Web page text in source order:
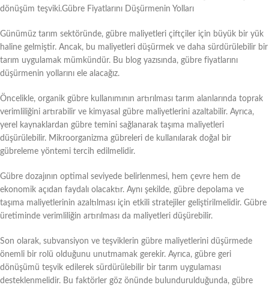
dönüşüm teşviki.Gübre Fiyatlarını Düşürmenin Yolları
Günümüz tarım sektöründe, gübre maliyetleri çiftçiler için büyük bir yük
haline gelmiştir. Ancak, bu maliyetleri düşürmek ve daha sürdürülebilir bir
tarım uygulamak mümkündür. Bu blog yazısında, gübre fiyatlarını
düşürmenin yollarını ele alacağız.
Öncelikle, organik gübre kullanımının artırılması tarım alanlarında toprak
verimliliğini artırabilir ve kimyasal gübre maliyetlerini azaltabilir. Ayrıca,
yerel kaynaklardan gübre temini sağlanarak taşıma maliyetleri
düşürülebilir. Mikroorganizma gübreleri de kullanılarak doğal bir
gübreleme yöntemi tercih edilmelidir.
Gübre dozajının optimal seviyede belirlenmesi, hem çevre hem de
ekonomik açıdan faydalı olacaktır. Aynı şekilde, gübre depolama ve
taşıma maliyetlerinin azaltılması için etkili stratejiler geliştirilmelidir. Gübre
üretiminde verimliliğin artırılması da maliyetleri düşürebilir.
Son olarak, subvansiyon ve teşviklerin gübre maliyetlerini düşürmede
önemli bir rolü olduğunu unutmamak gerekir. Ayrıca, gübre geri
dönüşümü teşvik edilerek sürdürülebilir bir tarım uygulaması
desteklenmelidir. Bu faktörler göz önünde bulundurulduğunda, gübre